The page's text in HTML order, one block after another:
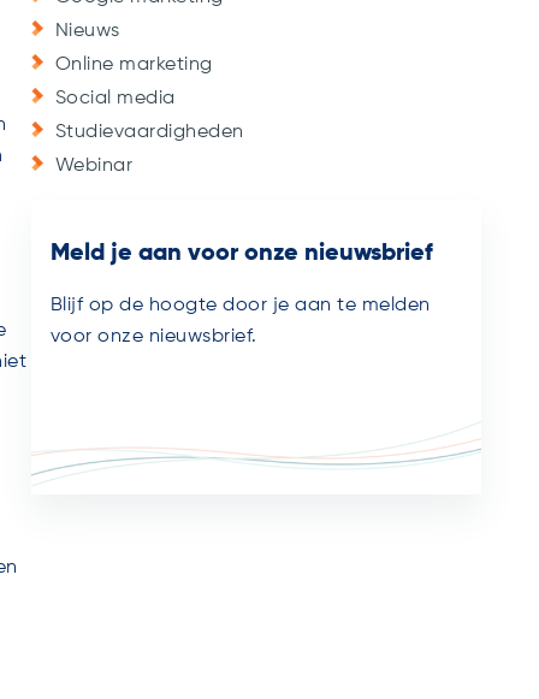
Nieuws
Online marketing
Social media
Studievaardigheden
Webinar
Meld je aan voor onze nieuwsbrief
Blijf op de hoogte door je aan te melden
voor onze nieuwsbrief.